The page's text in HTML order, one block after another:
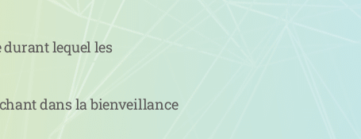
durant lequel les
dans la bienveillance